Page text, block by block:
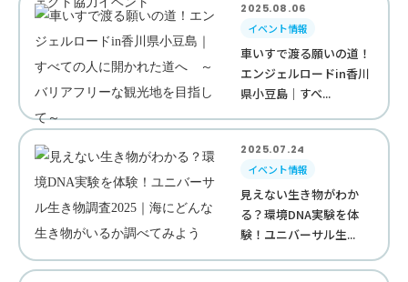
2025.08.06
イベント情報
車いすで渡る願いの道！
エンジェルロードin香川
県小豆島｜すべ...
2025.07.24
イベント情報
見えない生き物がわか
る？環境DNA実験を体
験！ユニバーサル生...